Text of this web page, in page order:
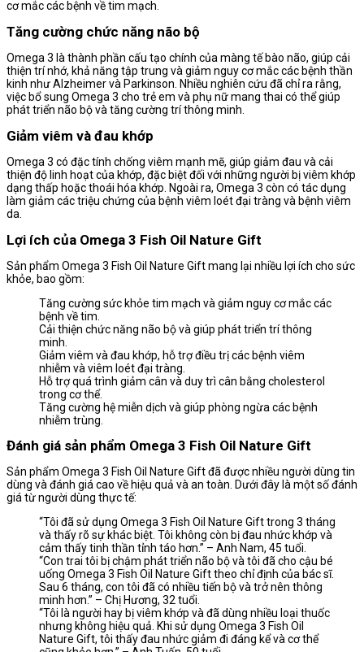
cơ mắc các bệnh về tim mạch.
Tăng cường chức năng não bộ
Omega 3 là thành phần cấu tạo chính của màng tế bào não, giúp cải
thiện trí nhớ, khả năng tập trung và giảm nguy cơ mắc các bệnh thần
kinh như Alzheimer và Parkinson. Nhiều nghiên cứu đã chỉ ra rằng,
việc bổ sung Omega 3 cho trẻ em và phụ nữ mang thai có thể giúp
phát triển não bộ và tăng cường trí thông minh.
Giảm viêm và đau khớp
Omega 3 có đặc tính chống viêm mạnh mẽ, giúp giảm đau và cải
thiện độ linh hoạt của khớp, đặc biệt đối với những người bị viêm khớp
dạng thấp hoặc thoái hóa khớp. Ngoài ra, Omega 3 còn có tác dụng
làm giảm các triệu chứng của bệnh viêm loét đại tràng và bệnh viêm
da.
Lợi ích của Omega 3 Fish Oil Nature Gift
Sản phẩm Omega 3 Fish Oil Nature Gift mang lại nhiều lợi ích cho sức
khỏe, bao gồm:
Tăng cường sức khỏe tim mạch và giảm nguy cơ mắc các
bệnh về tim.
Cải thiện chức năng não bộ và giúp phát triển trí thông
minh.
Giảm viêm và đau khớp, hỗ trợ điều trị các bệnh viêm
nhiễm và viêm loét đại tràng.
Hỗ trợ quá trình giảm cân và duy trì cân bằng cholesterol
trong cơ thể.
Tăng cường hệ miễn dịch và giúp phòng ngừa các bệnh
nhiễm trùng.
Đánh giá sản phẩm Omega 3 Fish Oil Nature Gift
Sản phẩm Omega 3 Fish Oil Nature Gift đã được nhiều người dùng tin
dùng và đánh giá cao về hiệu quả và an toàn. Dưới đây là một số đánh
giá từ người dùng thực tế:
“Tôi đã sử dụng Omega 3 Fish Oil Nature Gift trong 3 tháng
và thấy rõ sự khác biệt. Tôi không còn bị đau nhức khớp và
cảm thấy tinh thần tỉnh táo hơn.” – Anh Nam, 45 tuổi.
“Con trai tôi bị chậm phát triển não bộ và tôi đã cho cậu bé
uống Omega 3 Fish Oil Nature Gift theo chỉ định của bác sĩ.
Sau 6 tháng, con tôi đã có nhiều tiến bộ và trở nên thông
minh hơn.” – Chị Hương, 32 tuổi.
“Tôi là người hay bị viêm khớp và đã dùng nhiều loại thuốc
nhưng không hiệu quả. Khi sử dụng Omega 3 Fish Oil
Nature Gift, tôi thấy đau nhức giảm đi đáng kể và cơ thể